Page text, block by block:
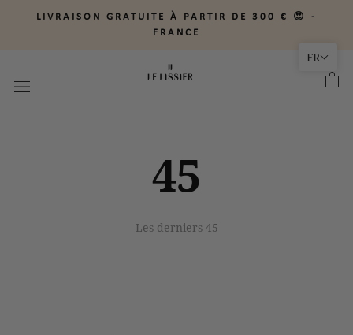
LIVRAISON GRATUITE À PARTIR DE 300 € 😍 -
FRANCE
45
Les derniers 45
FR